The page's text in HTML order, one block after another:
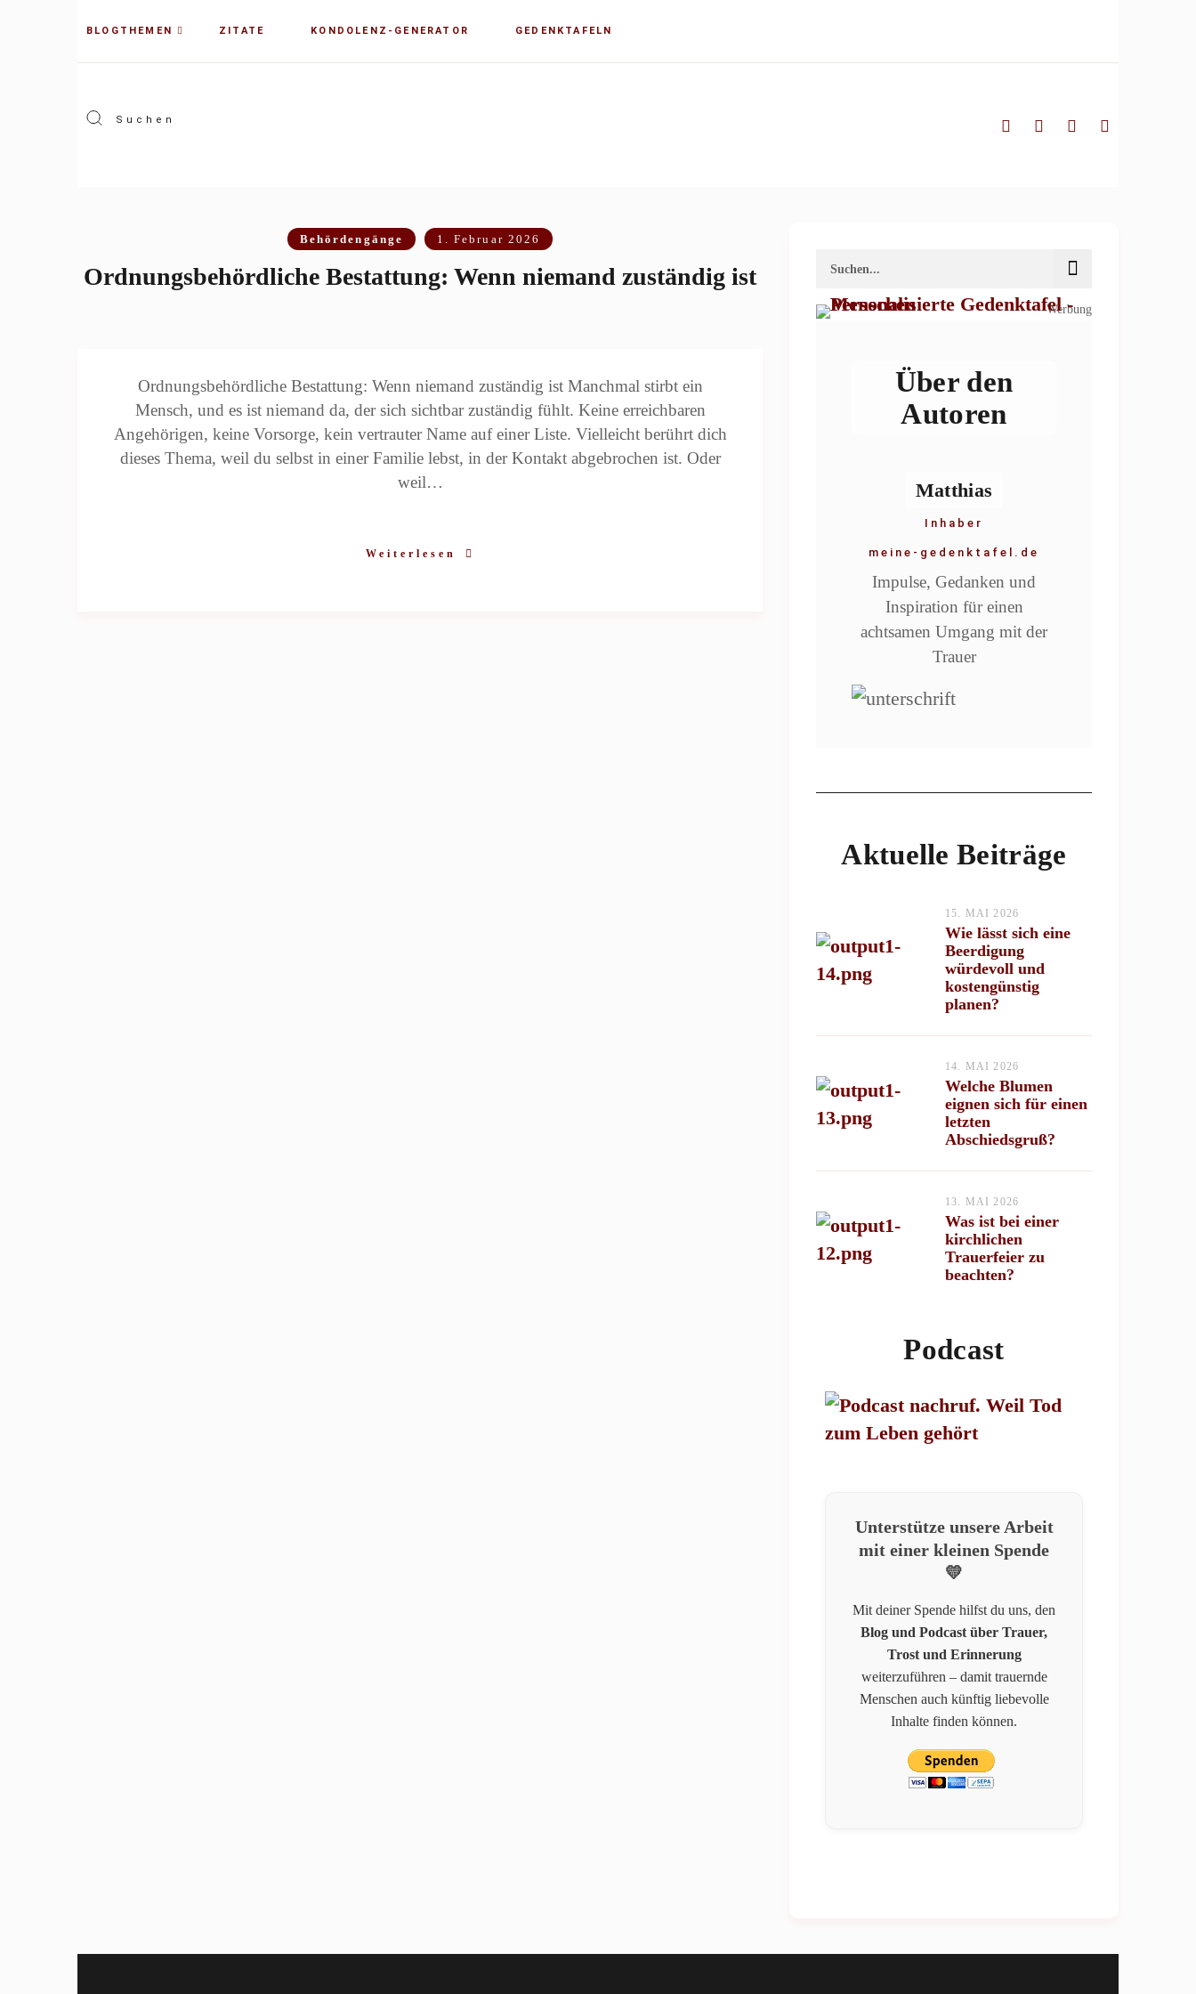
BLOGTHEMEN ZITATE KONDOLENZ-GENERATOR GEDENKTAFELN
Behördengänge 1. Februar 2026
Ordnungsbehördliche Bestattung: Wenn niemand zuständig ist
Ordnungsbehördliche Bestattung: Wenn niemand zuständig ist Manchmal stirbt ein
Mensch, und es ist niemand da, der sich sichtbar zuständig fühlt. Keine erreichbaren
Angehörigen, keine Vorsorge, kein vertrauter Name auf einer Liste. Vielleicht berührt dich
dieses Thema, weil du selbst in einer Familie lebst, in der Kontakt abgebrochen ist. Oder
weil…
Weiterlesen
Werbung
Über den
Autoren
Matthias
Inhaber
meine-gedenktafel.de
Impulse, Gedanken und
Inspiration für einen
achtsamen Umgang mit der
Trauer
Aktuelle Beiträge
15. MAI 2026
Wie lässt sich eine
Beerdigung
würdevoll und
kostengünstig
planen?
14. MAI 2026
Welche Blumen
eignen sich für einen
letzten
Abschiedsgruß?
13. MAI 2026
Was ist bei einer
kirchlichen
Trauerfeier zu
beachten?
Podcast
Unterstütze unsere Arbeit
mit einer kleinen Spende
💛
Mit deiner Spende hilfst du uns, den
Blog und Podcast über Trauer,
Trost und Erinnerung
weiterzuführen – damit trauernde
Menschen auch künftig liebevolle
Inhalte finden können.